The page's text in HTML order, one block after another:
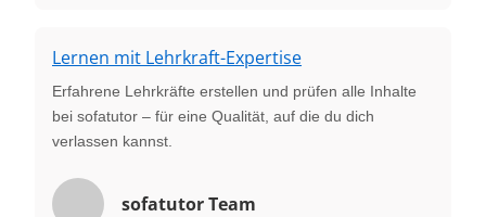
Lernen mit Lehrkraft-Expertise
Erfahrene Lehrkräfte erstellen und prüfen alle Inhalte
bei sofatutor – für eine Qualität, auf die du dich
verlassen kannst.
sofatutor Team